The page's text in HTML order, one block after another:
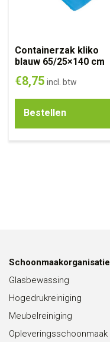
Containerzak kliko
blauw 65/25×140 cm
€8,75 incl. btw
Bestellen
Schoonmaakorganisatie
Glasbewassing
Hogedrukreiniging
Meubelreiniging
Opleveringsschoonmaak